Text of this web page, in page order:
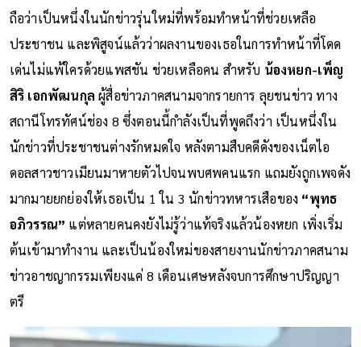
ถือว่าเป็นหนึ่งในนักข่าวรุ่นใหม่ที่พร้อมทำหน้าที่ช่วยเหลือ
ประชาชน และพิสูจน์แล้วว่าผลงานของเธอในการทำหน้าที่โดด
เด่นไม่แพ้ใครด้วยแพสชัน ช่วยเหลือคน สำหรับ น้องหยก-เพ็ญ
สิริ เอกพัฒนกุล ผู้สื่อข่าวภาคสนามจากรายการ ลุยชนข่าว ทาง
สถานีโทรทัศน์ช่อง 8 ซึ่งตอนนี้กำลังเป็นที่พูดถึงว่า เป็นหนึ่งใน
นักข่าวที่ประชาชนต่างรักหมดใจ หลังตามสืบคดีดังของเน็ตไอ
ดอลสาวชาวเมียนมาหายตัวไปจนพบศพคนแรก แถมยังถูกเพจดัง
มากมายยกย่องให้เธอเป็น 1 ใน 3 นักข่าวทหารเสือของ “พุทธ
อภิวรรณ” แต่หลายคนคงยังไม่รู้ว่าแท้จริงแล้วน้องหยก เพิ่งเริ่ม
ต้นเข้ามาทำงาน และเป็นน้องใหม่ของสายงานนักข่าวภาคสนาม
ข่าวอาชญากรรมเพียงแค่ 8 เดือนเศษหลังจบการศึกษาปริญญา
ตรี